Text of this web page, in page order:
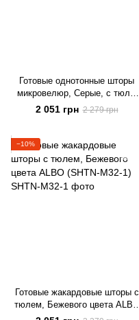
Готовые однотонные шторы
микровелюр, Серые, с тюлю
(SHTN-PK-339)
2 051 грн 2 279 грн
−10%
Готовые жакардовые шторы с
тюлем, Бежевого цвета ALBO
(SHTN-M32-1)